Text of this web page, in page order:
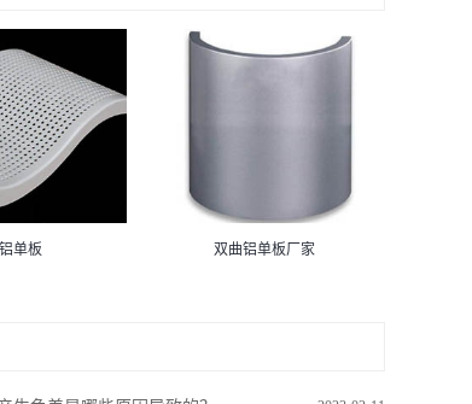
单板 双曲铝单板厂家